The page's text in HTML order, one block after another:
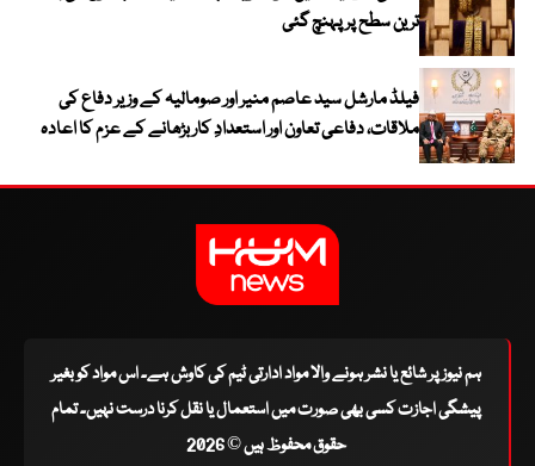
ترین سطح پر پہنچ گئی
فیلڈ مارشل سید عاصم منیر اور صومالیہ کے وزیر دفاع کی
ملاقات، دفاعی تعاون اور استعدادِ کار بڑھانے کے عزم کا اعادہ
ہم نیوز پر شائع یا نشر ہونے والا مواد ادارتی ٹیم کی کاوش ہے۔ اس مواد کو بغیر
پیشگی اجازت کسی بھی صورت میں استعمال یا نقل کرنا درست نہیں۔ تمام
حقوق محفوظ ہیں © 2026